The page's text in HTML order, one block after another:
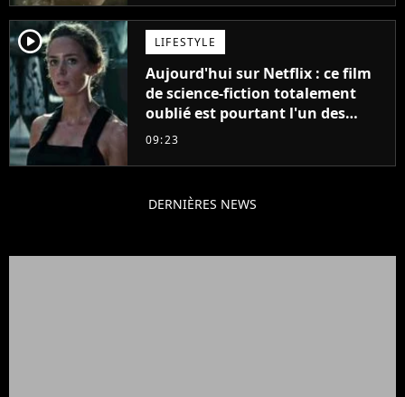
player2 LIFESTYLE
Aujourd'hui sur Netflix : ce film
de science-fiction totalement
oublié est pourtant l'un des
meilleurs des années 2010
09:23
DERNIÈRES NEWS